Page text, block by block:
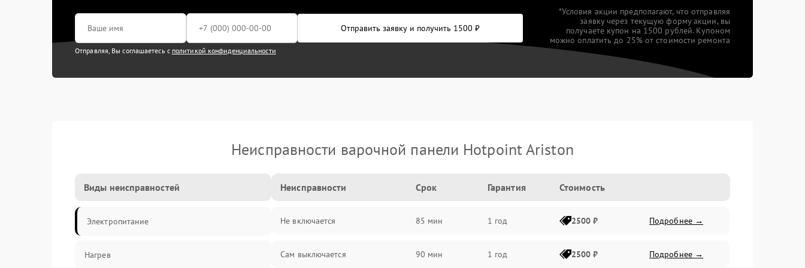
Отправить заявку и получить 1500 ₽
Отправляя, Вы соглашаетесь с политикой конфиденциальности
*Условия акции предполагают, что отправляя
заявку через текущую форму акции, вы
получаете купон на 1500 рублей. Купоном
можно оплатить до 25% от стоимости ремонта
Неисправности варочной панели Hotpoint Ariston
Виды неисправностей
Электропитание
Нагрев
Неисправности Срок Гарантия Стоимость
Не включается 85 мин 1 год 2500 ₽ Подробнее →
Сам выключается 90 мин 1 год 2500 ₽ Подробнее →